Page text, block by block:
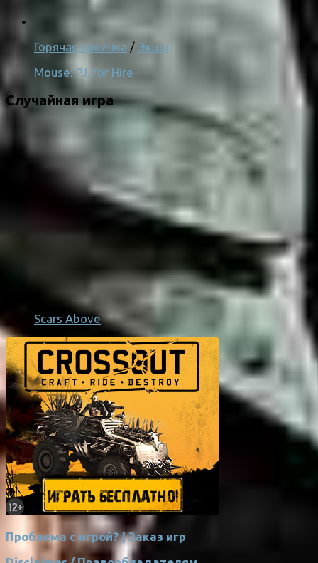
Горячая новинка / Экшн
Mouse: P.I. for Hire
Случайная игра
Scars Above
Проблема с игрой? | Заказ игр